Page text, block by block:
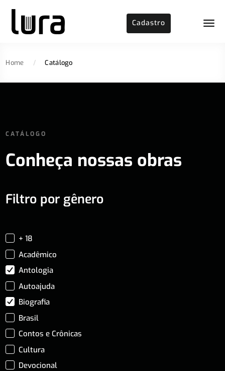
Cadastro
Home / Catálogo
CATÁLOGO
Conheça nossas obras
Filtro por gênero
+ 18
Acadêmico
Antologia
Autoajuda
Biografia
Brasil
Contos e Crônicas
Cultura
Devocional